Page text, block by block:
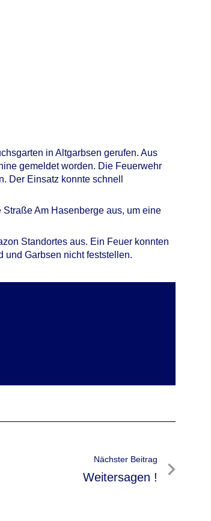
in Altgarbsen gerufen. Aus
gemeldet worden. Die Feuerwehr
Der Einsatz konnte schnell
Am Hasenberge aus, um eine
Standortes aus. Ein Feuer konnten
und Garbsen nicht feststellen.
Nächster Beitrag
Nächster
Weitersagen !